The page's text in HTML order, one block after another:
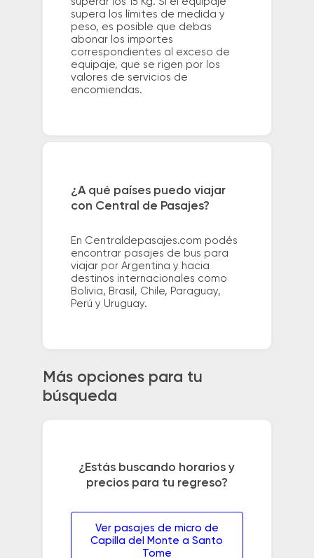
supera los límites de medida y
peso, es posible que debas
abonar los importes
correspondientes al exceso de
equipaje, que se rigen por los
valores de servicios de
encomiendas.
¿A qué países puedo viajar
con Central de Pasajes?
En Centraldepasajes.com podés
encontrar pasajes de bus para
viajar por Argentina y hacia
destinos internacionales como
Bolivia, Brasil, Chile, Paraguay,
Perú y Uruguay.
Más opciones para tu
búsqueda
¿Estás buscando horarios y
precios para tu regreso?
Ver pasajes de micro de
Capilla del Monte a Santo
Tome